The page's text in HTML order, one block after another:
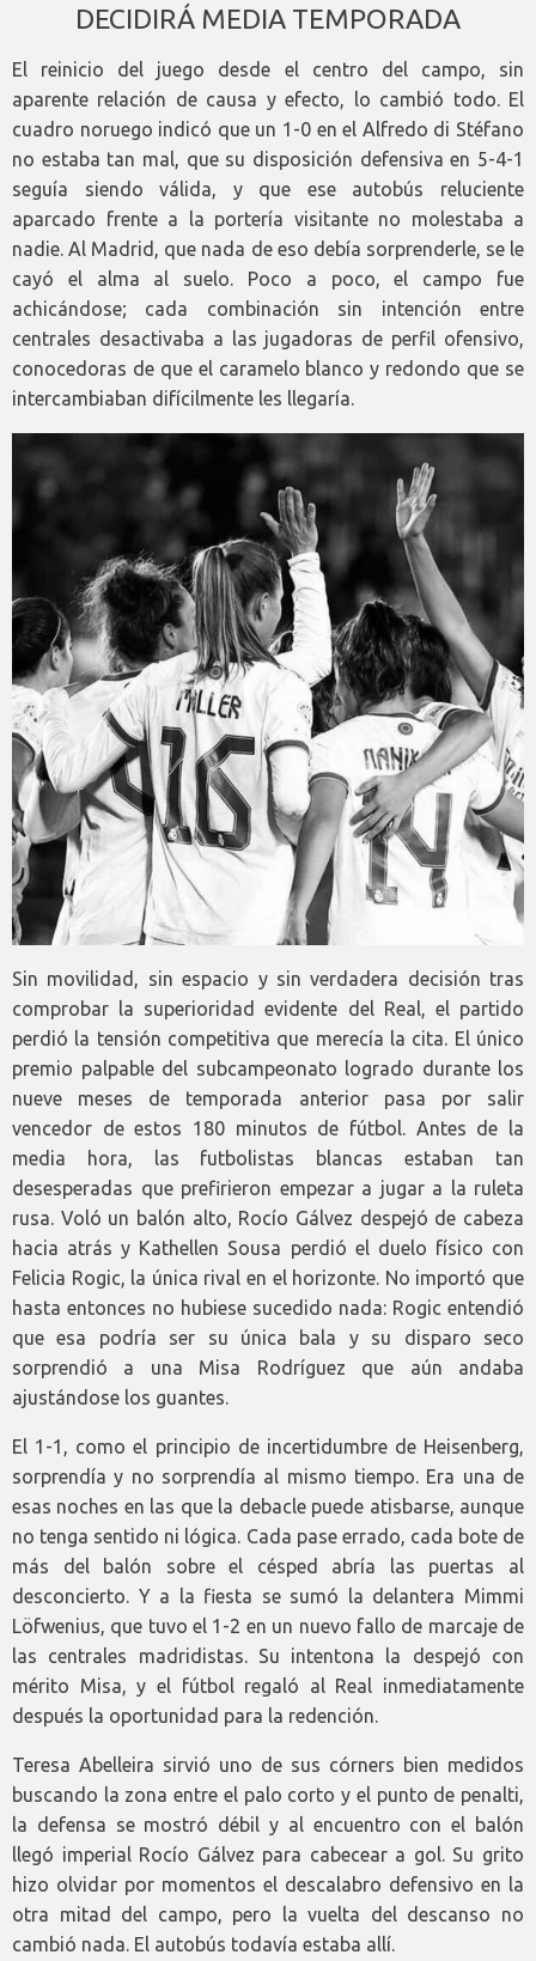
DECIDIRÁ MEDIA TEMPORADA
El reinicio del juego desde el centro del campo, sin
aparente relación de causa y efecto, lo cambió todo. El
cuadro noruego indicó que un 1-0 en el Alfredo di Stéfano
no estaba tan mal, que su disposición defensiva en 5-4-1
seguía siendo válida, y que ese autobús reluciente
aparcado frente a la portería visitante no molestaba a
nadie. Al Madrid, que nada de eso debía sorprenderle, se le
cayó el alma al suelo. Poco a poco, el campo fue
achicándose; cada combinación sin intención entre
centrales desactivaba a las jugadoras de perfil ofensivo,
conocedoras de que el caramelo blanco y redondo que se
intercambiaban difícilmente les llegaría.
Sin movilidad, sin espacio y sin verdadera decisión tras
comprobar la superioridad evidente del Real, el partido
perdió la tensión competitiva que merecía la cita. El único
premio palpable del subcampeonato logrado durante los
nueve meses de temporada anterior pasa por salir
vencedor de estos 180 minutos de fútbol. Antes de la
media hora, las futbolistas blancas estaban tan
desesperadas que prefirieron empezar a jugar a la ruleta
rusa. Voló un balón alto, Rocío Gálvez despejó de cabeza
hacia atrás y Kathellen Sousa perdió el duelo físico con
Felicia Rogic, la única rival en el horizonte. No importó que
hasta entonces no hubiese sucedido nada: Rogic entendió
que esa podría ser su única bala y su disparo seco
sorprendió a una Misa Rodríguez que aún andaba
ajustándose los guantes.
El 1-1, como el principio de incertidumbre de Heisenberg,
sorprendía y no sorprendía al mismo tiempo. Era una de
esas noches en las que la debacle puede atisbarse, aunque
no tenga sentido ni lógica. Cada pase errado, cada bote de
más del balón sobre el césped abría las puertas al
desconcierto. Y a la fiesta se sumó la delantera Mimmi
Löfwenius, que tuvo el 1-2 en un nuevo fallo de marcaje de
las centrales madridistas. Su intentona la despejó con
mérito Misa, y el fútbol regaló al Real inmediatamente
después la oportunidad para la redención.
Teresa Abelleira sirvió uno de sus córners bien medidos
buscando la zona entre el palo corto y el punto de penalti,
la defensa se mostró débil y al encuentro con el balón
llegó imperial Rocío Gálvez para cabecear a gol. Su grito
hizo olvidar por momentos el descalabro defensivo en la
otra mitad del campo, pero la vuelta del descanso no
cambió nada. El autobús todavía estaba allí.